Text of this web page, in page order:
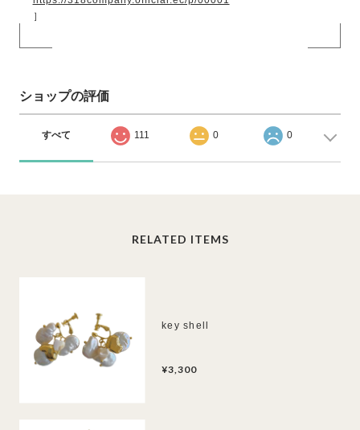
］
ショップの評価
すべて 111 0 0
RELATED ITEMS
key shell
¥3,300